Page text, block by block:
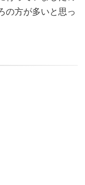
の方が多いと思っ